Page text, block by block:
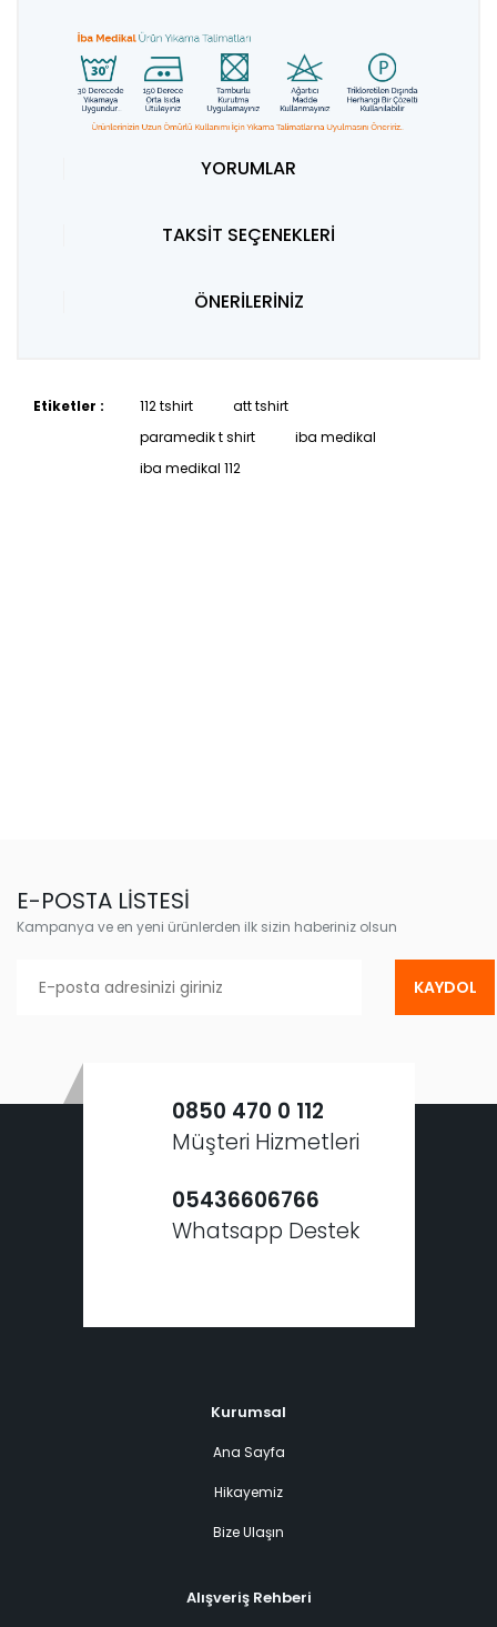
YORUMLAR
TAKSİT SEÇENEKLERİ
ÖNERİLERİNİZ
Etiketler : 112 tshirt
att tshirt
paramedik t shirt
iba medikal
iba medikal 112
E-POSTA LİSTESİ
Kampanya ve en yeni ürünlerden ilk sizin haberiniz olsun
KAYDOL
0850 470 0 112
Müşteri Hizmetleri
05436606766
Whatsapp Destek
Kurumsal
Ana Sayfa
Hikayemiz
Bize Ulaşın
Alışveriş Rehberi